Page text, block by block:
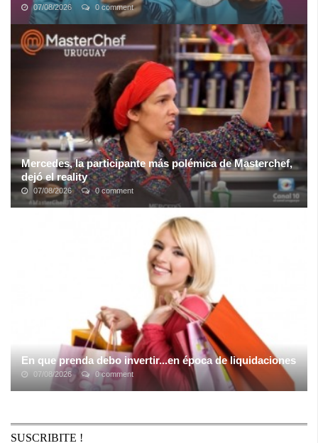
07/08/2026 0 comment
“Queda alegría y un poco de amargura porque sabíamos que esa
final iba a ser muy dura pero podíamos ganarla. Pudimos ganar un
set pero después ...
Mercedes, la participante más polémica de Masterchef,
dejó el reality
07/08/2026 0 comment
Mercedes Carballo, una de las participantes más polémicas de la
versión uruguaya de Masterchef, renunció en la noche de este
En que prenda debo invertir...en época de liquidaciones
07/08/2026 0 comment
EN QUE PRENDA DEBO INVERTIR....En época de
SUSCRIBITE !